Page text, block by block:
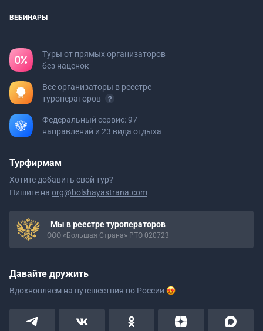
ВЕБИНАРЫ
Туры от прямых организаторов
без наценок
Все организаторы в реестре
туроператоров
Федеральный сервис: 97
направлений и 23 вида отдыха
Турфирмам
Хотите добавить свой тур?
Пишите на org@bolshayastrana.com
Мы в реестре туроператоров
ООО «Большая Страна» РТО 020723
Давайте дружить
Вдохновляем на путешествия по России